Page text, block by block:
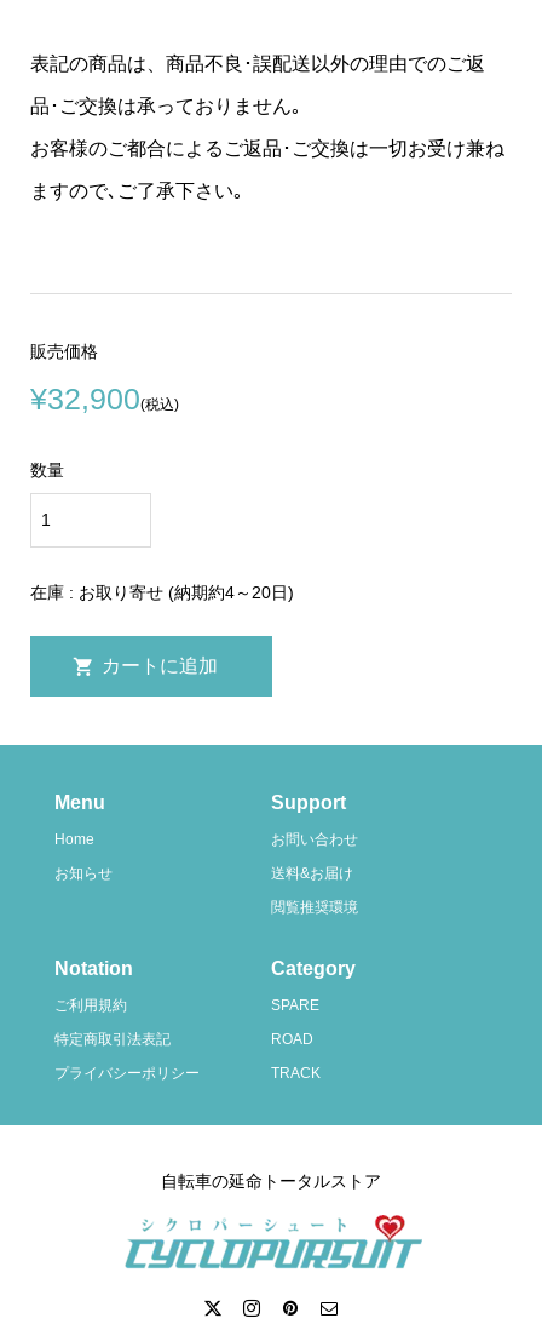
表記の商品は、商品不良･誤配送以外の理由でのご返
品･ご交換は承っておりません｡
お客様のご都合によるご返品･ご交換は一切お受け兼ね
ますので､ご了承下さい｡
販売価格
¥32,900(税込)
数量
在庫 : お取り寄せ (納期約4～20日)
Menu
Home
お知らせ
Support
お問い合わせ
送料&お届け
閲覧推奨環境
Notation
ご利用規約
特定商取引法表記
プライバシーポリシー
Category
SPARE
ROAD
TRACK
自転車の延命トータルストア